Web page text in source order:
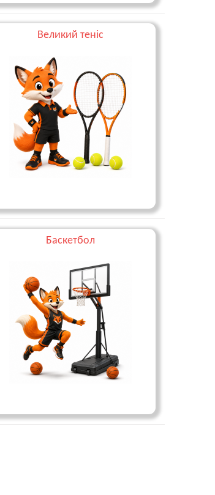
Великий теніс
Баскетбол